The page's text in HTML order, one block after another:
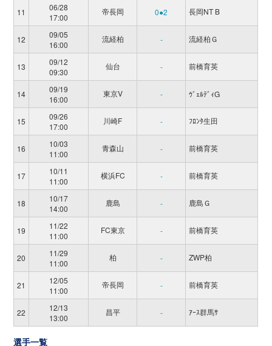
11
06/28
17:00
帝長岡 0●2 長岡NT B
12
09/05
16:00
流経柏 - 流経柏Ｇ
13
09/12
09:30
仙台 - 前橋育英
14
09/19
16:00
東京V - ｳﾞｪﾙﾃﾞｨG
15
09/26
17:00
川崎F - ﾌﾛﾝﾀ生田
16
10/03
11:00
青森山 - 前橋育英
17
10/11
11:00
横浜FC - 前橋育英
18
10/17
14:00
鹿島 - 鹿島Ｇ
19
11/22
11:00
FC東京 - 前橋育英
20
11/29
11:00
柏 - ZWP柏
21
12/05
11:00
帝長岡 - 前橋育英
22
12/13
13:00
昌平 - ｱｰｽ群馬ｻ
選手一覧